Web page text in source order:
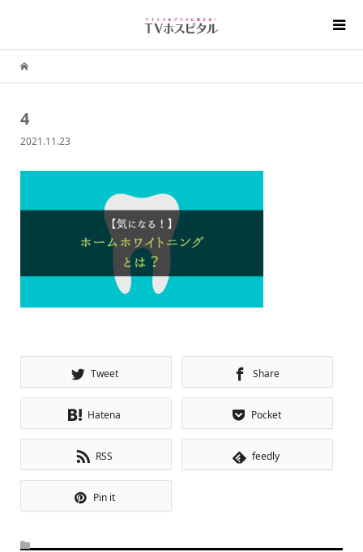
4
2021.11.23
Tweet Share
Hatena Pocket
RSS feedly
Pin it